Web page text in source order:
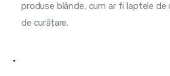
produse blânde, cum ar fi laptele de
de curățare.
.